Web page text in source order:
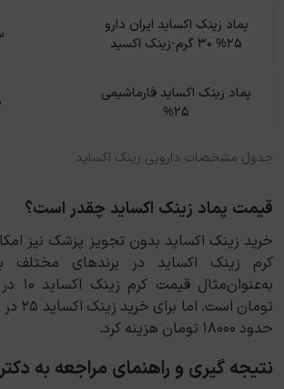
پماد زینک اکساید ایران دارو
۲۵% ۳۰ گرم-زینک اکسید
پماد زینک اکساید فارماشیمی
۲۵%
جدول مشخصات دارویی زینک اکساید
قیمت پماد زینک اکساید چقدر است؟
خرید زینک اکساید بدون تجویز پزشک نیز
کرم زینک اکساید در برندهای مختلف
تومان
حدود ۱۸۰۰۰ تومان هزینه کرد.
نتیجه‌ گیری و راهنمای مراجعه به دکتر